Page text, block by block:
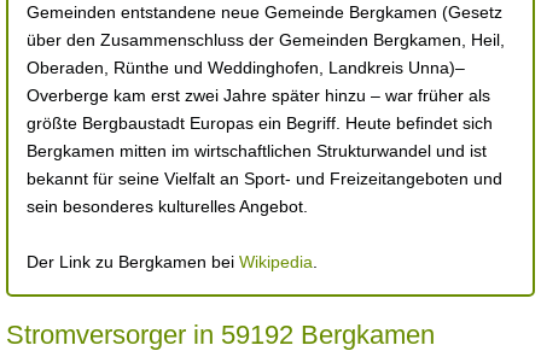
Gemeinden entstandene neue Gemeinde Bergkamen (Gesetz
über den Zusammenschluss der Gemeinden Bergkamen, Heil,
Oberaden, Rünthe und Weddinghofen, Landkreis Unna)–
Overberge kam erst zwei Jahre später hinzu – war früher als
größte Bergbaustadt Europas ein Begriff. Heute befindet sich
Bergkamen mitten im wirtschaftlichen Strukturwandel und ist
bekannt für seine Vielfalt an Sport- und Freizeitangeboten und
sein besonderes kulturelles Angebot.
Der Link zu Bergkamen bei Wikipedia
Stromversorger in 59192 Bergkamen